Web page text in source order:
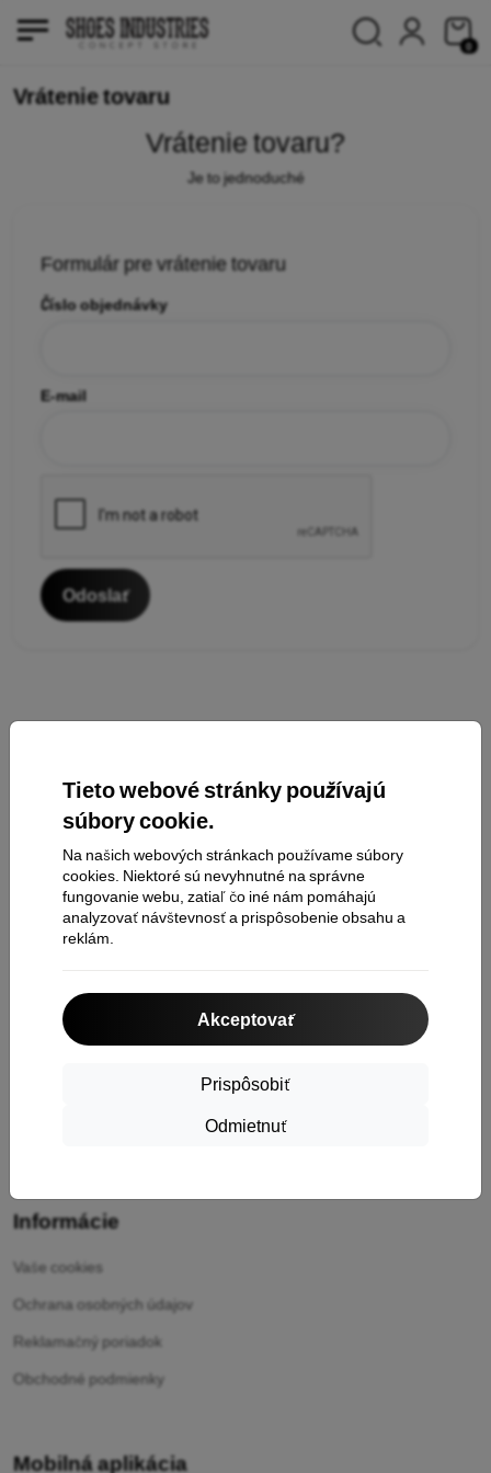
Tieto webové stránky používajú
súbory cookie.
Na našich webových stránkach používame súbory
cookies. Niektoré sú nevyhnutné na správne
fungovanie webu, zatiaľ čo iné nám pomáhajú
analyzovať návštevnosť a prispôsobenie obsahu a
reklám.
Akceptovať
Prispôsobiť
Odmietnuť
0
Vrátenie tovaru
Vrátenie tovaru?
Je to jednoduché
Formulár pre vrátenie tovaru
Číslo objednávky
E-mail
Odoslať
Kontakt
Nakupovanie
Cashback
Vrátenie tovaru
Informácie
Vaše cookies
Ochrana osobných údajov
Reklamačný poriadok
Obchodné podmienky
Mobilná aplikácia